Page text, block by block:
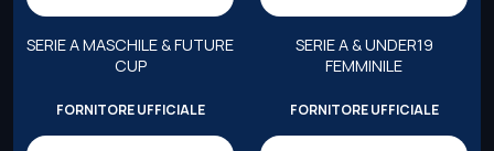
SERIE A MASCHILE & FUTURE
CUP
SERIE A & UNDER19
FEMMINILE
FORNITORE UFFICIALE FORNITORE UFFICIALE